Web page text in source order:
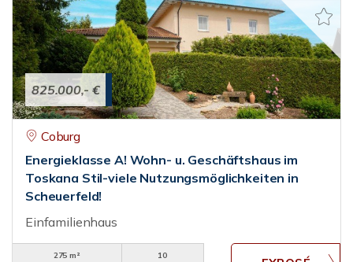
825.000,- €
Coburg
Energieklasse A! Wohn- u. Geschäftshaus im
Toskana Stil-viele Nutzungsmöglichkeiten in
Scheuerfeld!
Einfamilienhaus
275 m²
10